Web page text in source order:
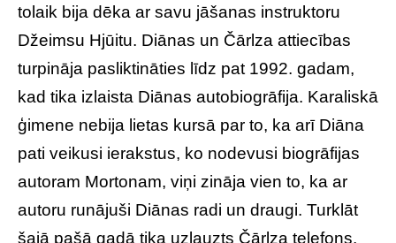
tolaik bija dēka ar savu jāšanas instruktoru
Džeimsu Hjūitu. Diānas un Čārlza attiecības
turpināja pasliktināties līdz pat 1992. gadam,
kad tika izlaista Diānas autobiogrāfija. Karaliskā
ģimene nebija lietas kursā par to, ka arī Diāna
pati veikusi ierakstus, ko nodevusi biogrāfijas
autoram Mortonam, viņi zināja vien to, ka ar
autoru runājuši Diānas radi un draugi. Turklāt
šajā pašā gadā tika uzlauzts Čārlza telefons,